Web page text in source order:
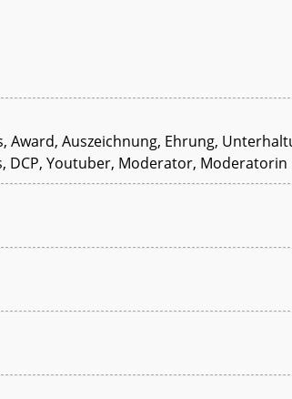
Award, Auszeichnung, Ehrung,
DCP, Youtuber, Moderator, Moderatorin